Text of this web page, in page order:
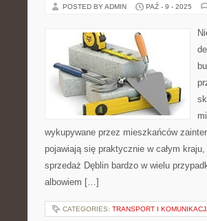
POSTED BY ADMIN PAŹ - 9 - 2025
wykupywane przez mieszkańców
pojawiają się praktycznie w całym
sprzedaż Dęblin bardzo w wielu
albowiem […]
CATEGORIES: TRANSPORT I